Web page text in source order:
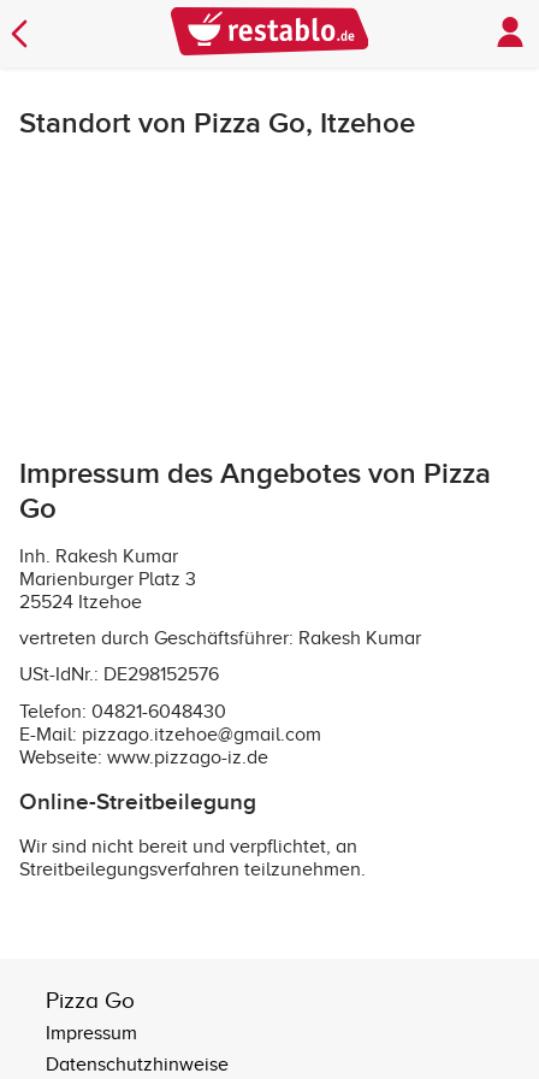
Standort von Pizza Go, Itzehoe
Impressum des Angebotes von Pizza
Go
Inh. Rakesh Kumar
Marienburger Platz 3
25524 Itzehoe
vertreten durch Geschäftsführer: Rakesh Kumar
USt-IdNr.: DE298152576
Telefon: 04821-6048430
E-Mail: pizzago.itzehoe@gmail.com
Webseite: www.pizzago-iz.de
Online-Streitbeilegung
Wir sind nicht bereit und verpflichtet, an
Streitbeilegungsverfahren teilzunehmen.
Pizza Go
Impressum
Datenschutzhinweise